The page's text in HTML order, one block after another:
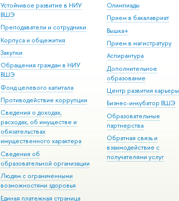
Устойчивое развитие в НИУ
ВШЭ
Преподаватели и сотрудники
Корпуса и общежития
Закупки
Обращения граждан в НИУ
ВШЭ
Фонд целевого капитала
Противодействие коррупции
Сведения о доходах,
расходах, об имуществе и
обязательствах
имущественного характера
Сведения об
образовательной организации
Людям с ограниченными
возможностями здоровья
Единая платежная страница
Олимпиады
Прием в бакалавриат
Вышка+
Прием в магистратуру
Аспирантура
Дополнительное
образование
Центр развития карьеры
Бизнес-инкубатор ВШЭ
Образовательные
партнерства
Обратная связь и
взаимодействие с
получателями услуг